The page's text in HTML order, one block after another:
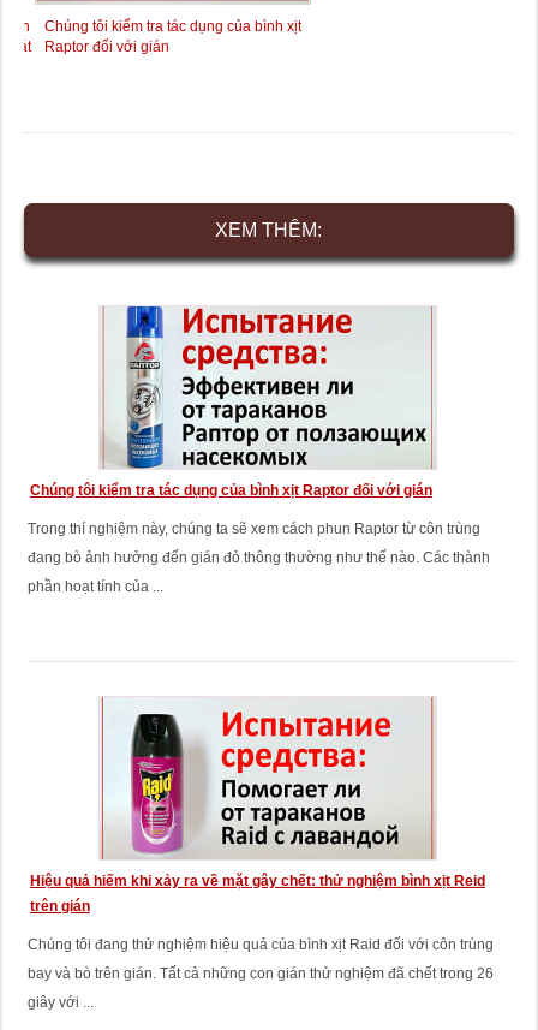
căn
Chúng tôi kiểm tra tác dụng của bình xịt
Raptor đối với gián
XEM THÊM:
Chúng tôi kiểm tra tác dụng của bình xịt Raptor đối với gián
Trong thí nghiệm này, chúng ta sẽ xem cách phun Raptor từ côn trùng
đang bò ảnh hưởng đến gián đỏ thông thường như thế nào. Các thành
phần hoạt tính của ...
Hiệu quả hiếm khi xảy ra về mặt gây chết: thử nghiệm bình xịt Reid
trên gián
Chúng tôi đang thử nghiệm hiệu quả của bình xịt Raid đối với côn trùng
bay và bò trên gián. Tất cả những con gián thử nghiệm đã chết trong 26
giây với ...